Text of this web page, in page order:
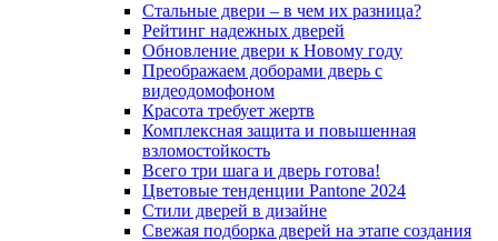
Стальные двери – в чем их разница?
Рейтинг надежных дверей
Обновление двери к Новому году
Преображаем доборами дверь с
видеодомофоном
Красота требует жертв
Комплексная защита и повышенная
взломостойкость
Всего три шага и дверь готова!
Цветовые тенденции Pantone 2024
Стили дверей в дизайне
Свежая подборка дверей на этапе создания